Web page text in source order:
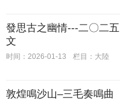
發思古之幽情---二〇二
文
时间：2026-01-13 栏目：大陸
敦煌鳴沙山–三毛奏鳴曲